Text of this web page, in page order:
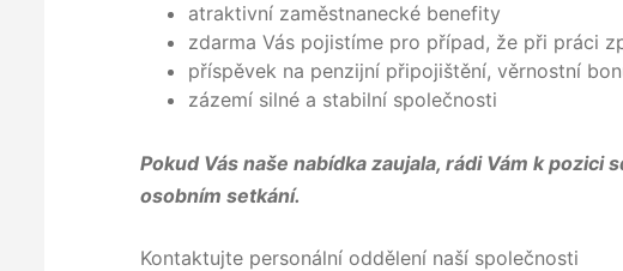
atraktivní
zdarma Vás pojistíme pro případ, že při práci
příspěvek na penzijní připojištění, věrnostní
zázemí silné a stabilní společnosti
Pokud Vás naše nabídka zaujala, rádi Vám k
osobním setkání.
Kontaktujte personální oddělení naší společnosti